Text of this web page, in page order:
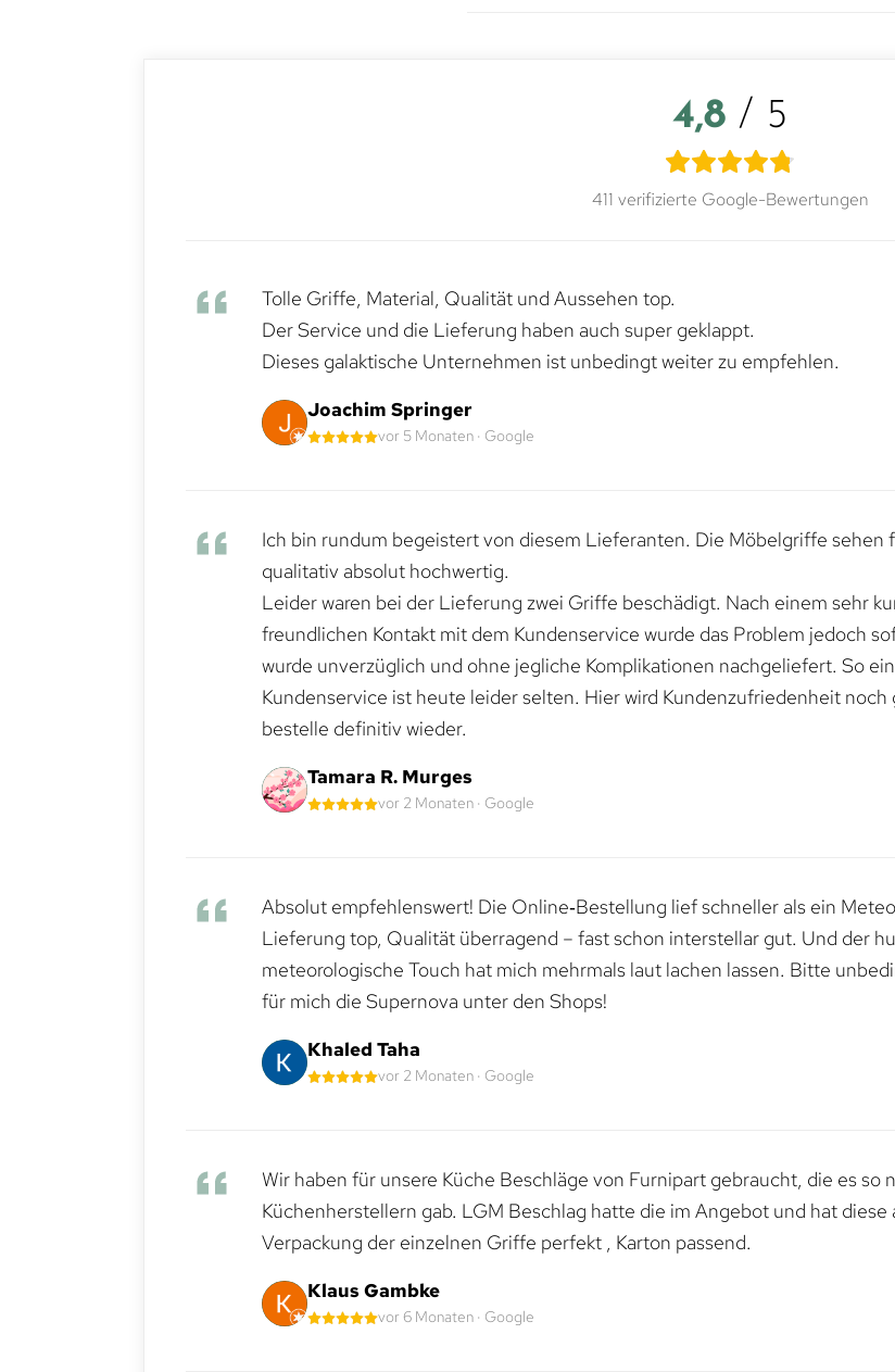
4,8 / 5
411 verifizierte Google-Bewertungen
Tolle Griffe, Material, Qualität und Aussehen top.
Der Service und die Lieferung haben auch super geklappt.
Dieses galaktische Unternehmen ist unbedingt weiter zu empfehlen.
Joachim Springer
vor 5 Monaten · Google
Ich bin rundum begeistert von diesem Lieferanten. Die Möbelgriffe sehen
qualitativ absolut hochwertig.
Leider waren bei der Lieferung zwei Griffe beschädigt. Nach einem sehr
freundlichen Kontakt mit dem Kundenservice wurde das Problem jedoch
wurde unverzüglich und ohne jegliche Komplikationen nachgeliefert. So
Kundenservice ist heute leider selten. Hier wird Kundenzufriedenheit noch
bestelle definitiv wieder.
Tamara R. Murges
vor 2 Monaten · Google
Absolut empfehlenswert! Die Online‑Bestellung lief schneller als ein
Lieferung top, Qualität überragend – fast schon interstellar gut. Und der
meteorologische Touch hat mich mehrmals laut lachen lassen. Bitte
für mich die Supernova unter den Shops!
Khaled Taha
vor 2 Monaten · Google
Wir haben für unsere Küche Beschläge von Furnipart gebraucht, die es so
Küchenherstellern gab. LGM Beschlag hatte die im Angebot und hat
Verpackung der einzelnen Griffe perfekt , Karton passend.
Klaus Gambke
vor 6 Monaten · Google